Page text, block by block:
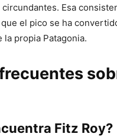
Esa
el pico se ha
propia Patagonia.
Fitz Roy?